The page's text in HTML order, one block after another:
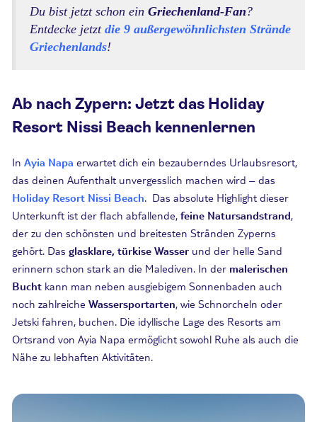
Du bist jetzt schon ein Griechenland-Fan?
Entdecke jetzt die 9 außergewöhnlichsten Strände
Griechenlands!
Ab nach Zypern: Jetzt das Holiday
Resort Nissi Beach kennenlernen
In Ayia Napa erwartet dich ein bezauberndes Urlaubsresort,
das deinen Aufenthalt unvergesslich machen wird – das
Holiday Resort Nissi Beach. Das absolute Highlight dieser
Unterkunft ist der flach abfallende, feine Natursandstrand,
der zu den schönsten und breitesten Stränden Zyperns
gehört. Das glasklare, türkise Wasser und der helle Sand
erinnern schon stark an die Malediven. In der malerischen
Bucht kann man neben ausgiebigem Sonnenbaden auch
noch zahlreiche Wassersportarten, wie Schnorcheln oder
Jetski fahren, buchen. Die idyllische Lage des Resorts am
Ortsrand von Ayia Napa ermöglicht sowohl Ruhe als auch die
Nähe zu lebhaften Aktivitäten.